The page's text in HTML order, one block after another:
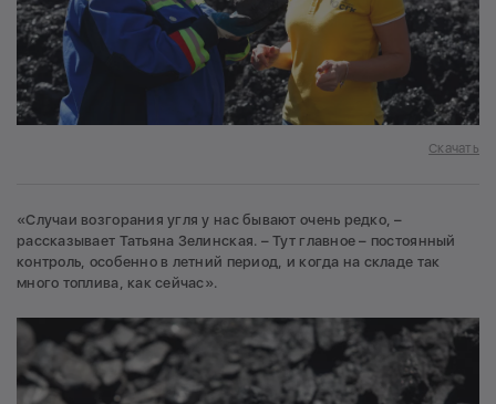
Скачать
«Случаи возгорания угля у нас бывают очень редко, –
рассказывает Татьяна Зелинская. – Тут главное – постоянный
контроль, особенно в летний период, и когда на складе так
много топлива, как сейчас».